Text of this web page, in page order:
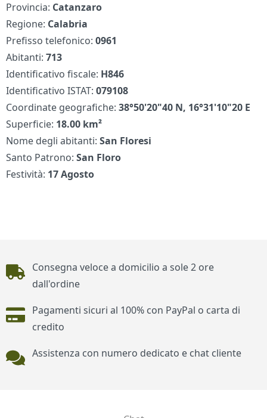
Provincia: Catanzaro
Regione: Calabria
Prefisso telefonico:0961
Abitanti:713
Identificativo fiscale: H846
Identificativo ISTAT:079108
Coordinate geografiche:38°50'20"40 N, 16°31'10"20 E
Superficie: 18.00 km²
Nome degli abitanti:San Floresi
Santo Patrono:San Floro
Festività: 17 Agosto
Piè di pagina
Consegna veloce a domicilio a sole 2 ore
dall'ordine
Pagamenti sicuri al 100% con PayPal o carta di
credito
Assistenza con numero dedicato e chat cliente